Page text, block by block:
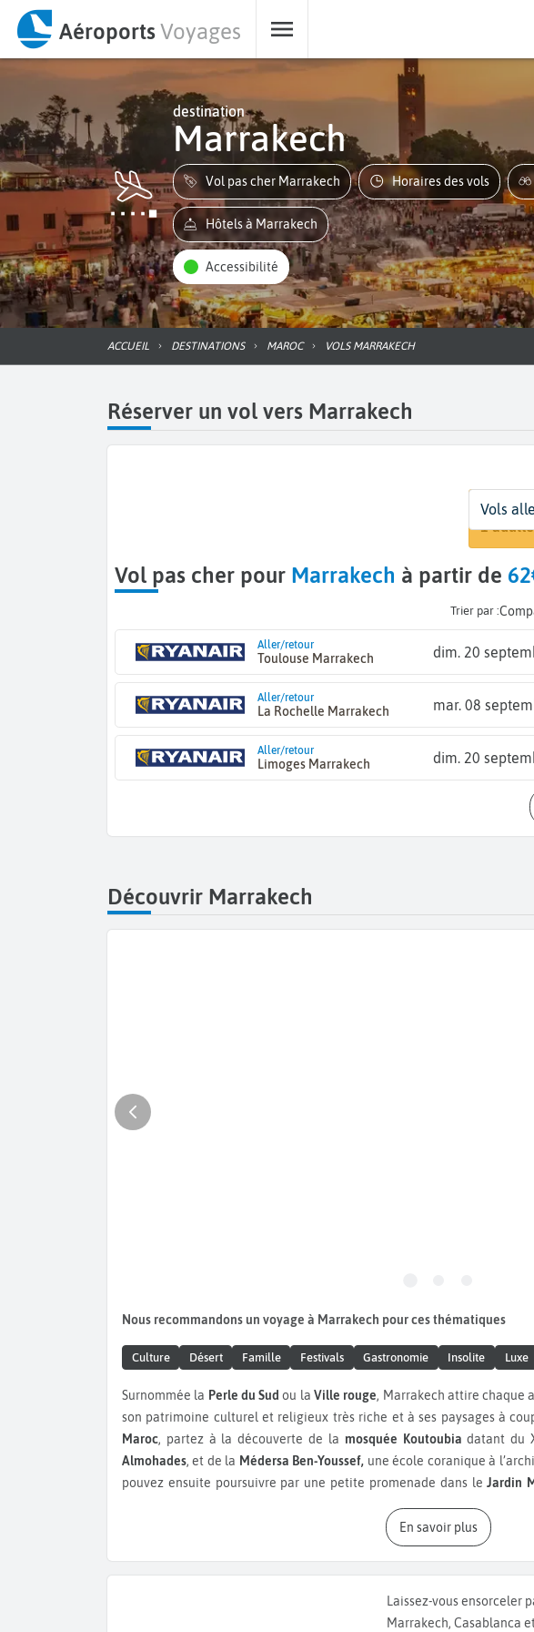
AéroportsVoyages
destination
Marrakech
Vol pas cher Marrakech Horaires des vols
Hôtels à Marrakech
Accessibilité
ACCUEIL DESTINATIONS MAROC VOLS MARRAKECH
Réserver un vol vers Marrakech
Départ
De...
Dates
Dates
1
Vols
Vol pas cher pour Marrakech à partir de
Trier par :
Aller/retour
Toulouse Marrakech dim. 20
Aller/retour
La Rochelle Marrakech mar. 08
Aller/retour
Limoges Marrakech dim. 20
Découvrir Marrakech
Nous recommandons un voyage à Marrakech pour ces thématiques
Culture Désert Famille Festivals Gastronomie Insolite Luxe
Surnommée la Perle du Sud ou la Ville rouge, Marrakech attire chaque
son patrimoine culturel et religieux très riche et à ses paysages à
Maroc, partez à la découverte de la mosquée Koutoubia datant du
Almohades, et de la Médersa Ben-Youssef, une école coranique à
pouvez ensuite poursuivre par une petite promenade dans leJardin
regardant l’agitation quotidienne sur la place. Une activité
patrimoine mondial de l'Unesco
En savoir plus
Laissez-vous ensorceler
Marrakech, Casablanca